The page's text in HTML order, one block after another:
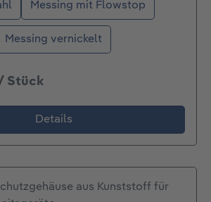
Messing mit Flowstop
Messing vernickelt
Stück
Details